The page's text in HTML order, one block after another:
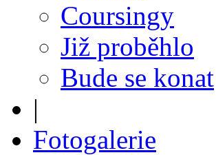
Coursingy
Již proběhlo
Bude se konat
|
Fotogalerie